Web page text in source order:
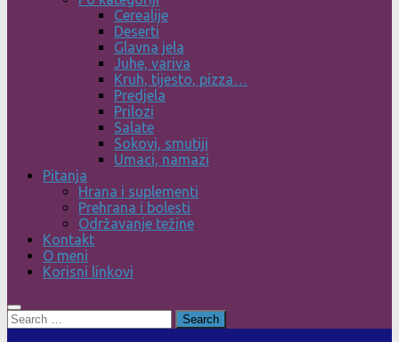
Cerealije
Deserti
Glavna jela
Juhe, variva
Kruh, tijesto, pizza…
Predjela
Prilozi
Salate
Sokovi, smutiji
Umaci, namazi
Pitanja
Hrana i suplementi
Prehrana i bolesti
Održavanje težine
Kontakt
O meni
Korisni linkovi
Search
for: